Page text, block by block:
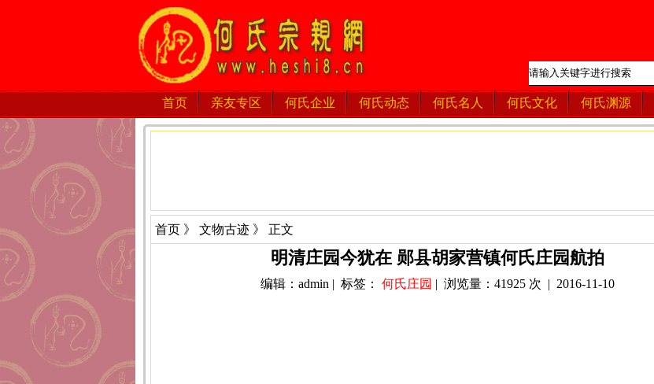
首页 亲友专区 何氏企业 何氏动态 何氏名人 何氏文化 何氏渊源
首页 》 文物古迹 》 正文
明清庄园今犹在 郧县胡家营镇何氏庄园航拍
编辑：admin | 标签： 何氏庄园 | 浏览量：41925 次 | 2016-11-10